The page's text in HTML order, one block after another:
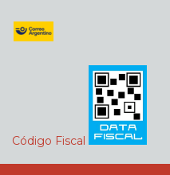
Código Fiscal